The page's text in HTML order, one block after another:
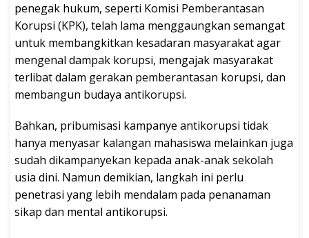
penegak hukum, seperti Komisi Pemberantasan
Korupsi (KPK), telah lama menggaungkan semangat
untuk membangkitkan kesadaran masyarakat agar
mengenal dampak korupsi, mengajak masyarakat
terlibat dalam gerakan pemberantasan korupsi, dan
membangun budaya antikorupsi.
Bahkan, pribumisasi kampanye antikorupsi tidak
hanya menyasar kalangan mahasiswa melainkan juga
sudah dikampanyekan kepada anak-anak sekolah
usia dini. Namun demikian, langkah ini perlu
penetrasi yang lebih mendalam pada penanaman
sikap dan mental antikorupsi.